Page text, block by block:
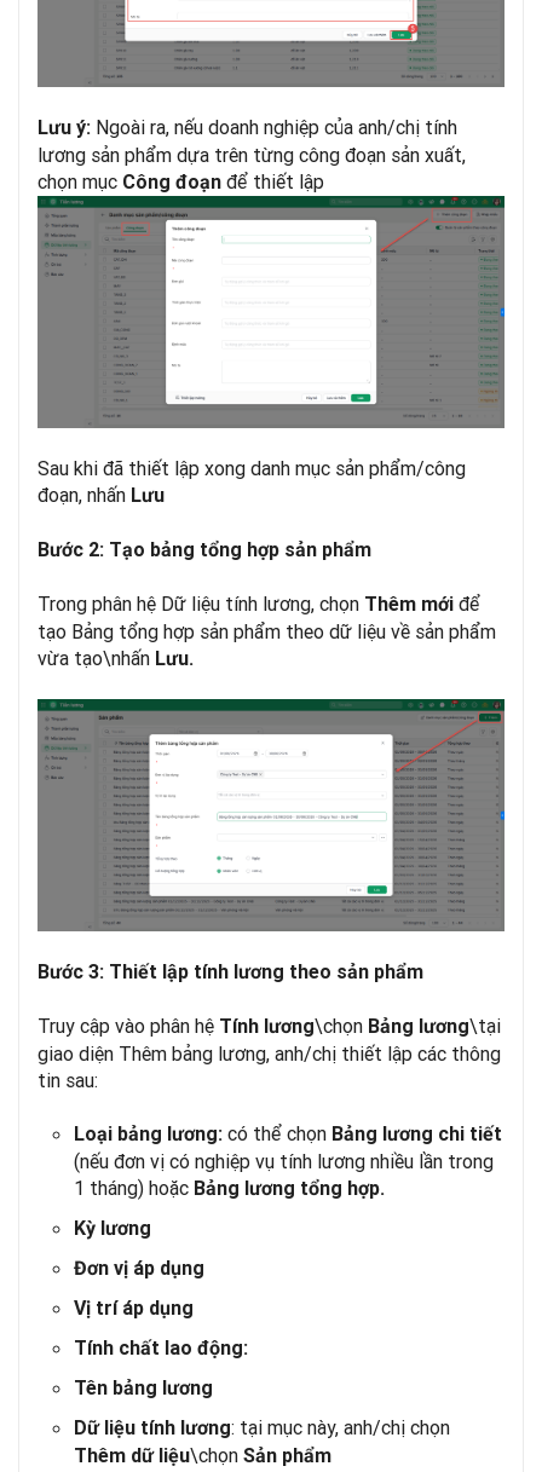
Lưu ý: Ngoài ra, nếu doanh nghiệp của anh/chị tính
lương sản phẩm dựa trên từng công đoạn sản xuất,
chọn mục Công đoạn để thiết lập
Sau khi đã thiết lập xong danh mục sản phẩm/công
đoạn, nhấn Lưu
Bước 2: Tạo bảng tổng hợp sản phẩm
Trong phân hệ Dữ liệu tính lương, chọn Thêm mới để
tạo Bảng tổng hợp sản phẩm theo dữ liệu về sản phẩm
vừa tạo\nhấn Lưu.
Bước 3: Thiết lập tính lương theo sản phẩm
Truy cập vào phân hệ Tính lương\chọn Bảng lương\tại
giao diện Thêm bảng lương, anh/chị thiết lập các thông
tin sau:
Loại bảng lương: có thể chọn Bảng lương chi tiết
(nếu đơn vị có nghiệp vụ tính lương nhiều lần trong
1 tháng) hoặc Bảng lương tổng hợp.
Kỳ lương
Đơn vị áp dụng
Vị trí áp dụng
Tính chất lao động:
Tên bảng lương
Dữ liệu tính lương: tại mục này, anh/chị chọn
Thêm dữ liệu\chọn Sản phẩm